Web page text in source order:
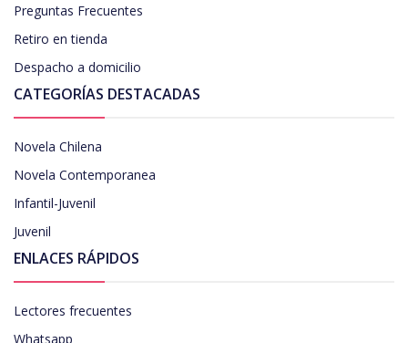
Preguntas Frecuentes
Retiro en tienda
Despacho a domicilio
CATEGORÍAS DESTACADAS
Novela Chilena
Novela Contemporanea
Infantil-Juvenil
Juvenil
ENLACES RÁPIDOS
Lectores frecuentes
Whatsapp